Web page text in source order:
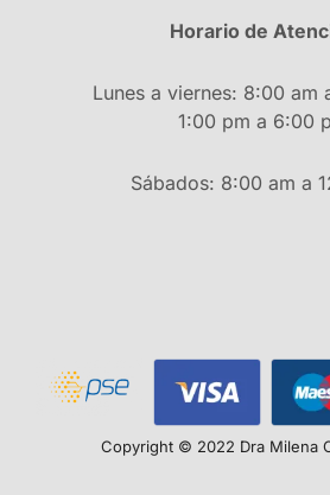
Horario de
Lunes a viernes: 8:00 am
1:00 pm a 6:00
Sábados: 8:00 am a
Copyright © 2022 Dra Milena